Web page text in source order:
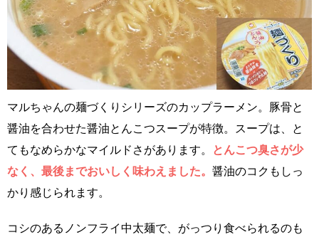
マルちゃんの麺づくりシリーズのカップラーメン。豚骨と
醤油を合わせた醤油とんこつスープが特徴。スープは、と
てもなめらかなマイルドさがあります。
とんこつ臭さが少
なく、最後までおいしく味わえました。 醤油のコクもしっ
かり感じられます。
コシのあるノンフライ中太麺で、がっつり食べられるのも